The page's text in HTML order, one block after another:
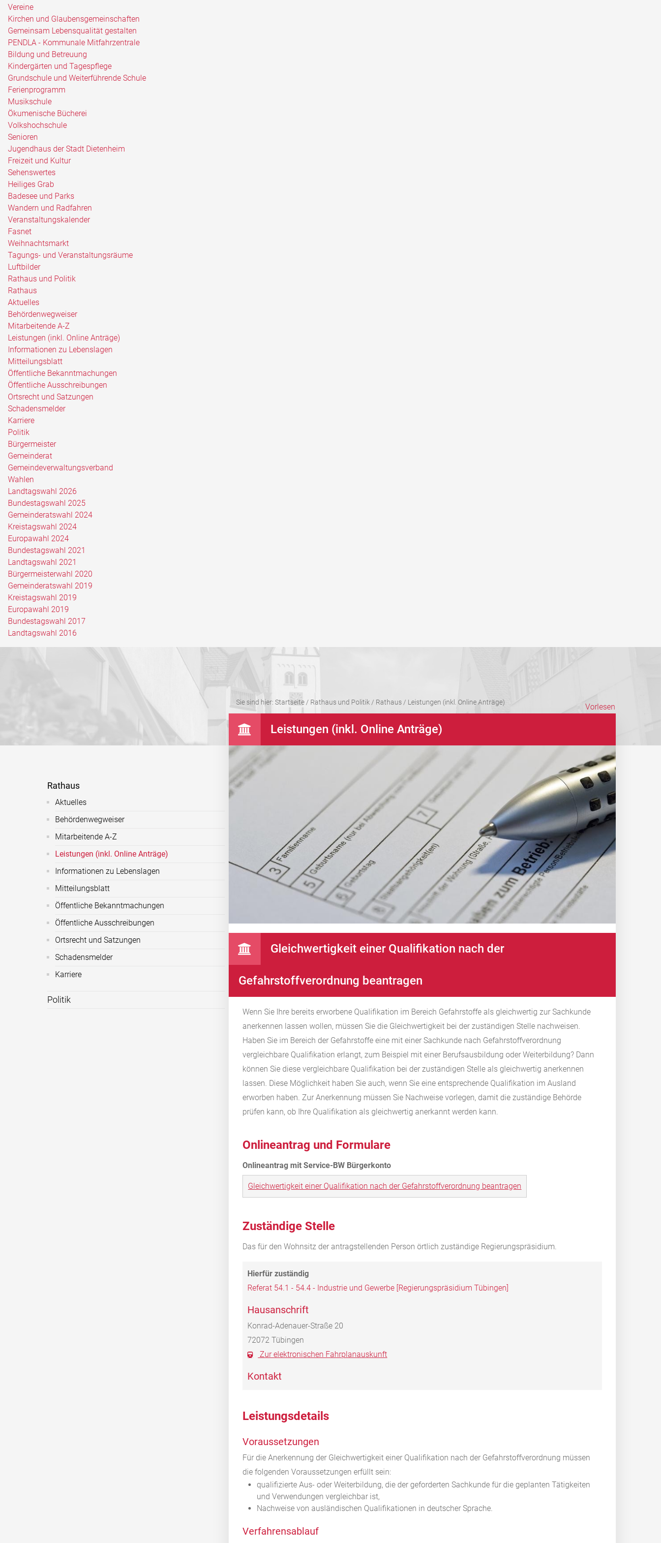
Vereine
Kirchen und Glaubensgemeinschaften
Gemeinsam Lebensqualität gestalten
PENDLA - Kommunale Mitfahrzentrale
Bildung und Betreuung
Kindergärten und Tagespflege
Grundschule und Weiterführende Schule
Ferienprogramm
Musikschule
Ökumenische Bücherei
Volkshochschule
Senioren
Jugendhaus der Stadt Dietenheim
Freizeit und Kultur
Sehenswertes
Heiliges Grab
Badesee und Parks
Wandern und Radfahren
Veranstaltungskalender
Fasnet
Weihnachtsmarkt
Tagungs- und Veranstaltungsräume
Luftbilder
Rathaus und Politik
Rathaus
Aktuelles
Behördenwegweiser
Mitarbeitende A-Z
Leistungen (inkl. Online Anträge)
Informationen zu Lebenslagen
Mitteilungsblatt
Öffentliche Bekanntmachungen
Öffentliche Ausschreibungen
Ortsrecht und Satzungen
Schadensmelder
Karriere
Politik
Bürgermeister
Gemeinderat
Gemeindeverwaltungsverband
Wahlen
Landtagswahl 2026
Bundestagswahl 2025
Gemeinderatswahl 2024
Kreistagswahl 2024
Europawahl 2024
Bundestagswahl 2021
Landtagswahl 2021
Bürgermeisterwahl 2020
Gemeinderatswahl 2019
Kreistagswahl 2019
Europawahl 2019
Bundestagswahl 2017
Landtagswahl 2016
Sie sind hier: Startseite/ Rathaus und Politik / Rathaus/ Leistungen (inkl. Online Anträge) Vorlesen
Rathaus
Aktuelles
Behördenwegweiser
Mitarbeitende A-Z
Leistungen (inkl. Online Anträge)
Informationen zu Lebenslagen
Mitteilungsblatt
Öffentliche Bekanntmachungen
Öffentliche Ausschreibungen
Ortsrecht und Satzungen
Schadensmelder
Karriere
Politik
Leistungen (inkl. Online Anträge)
Gleichwertigkeit einer Qualifikation nach der
Gefahrstoffverordnung beantragen
Wenn Sie Ihre bereits erworbene Qualifikation im Bereich Gefahrstoffe als gleichwertig zur Sachkunde
anerkennen lassen wollen, müssen Sie die Gleichwertigkeit bei der zuständigen Stelle nachweisen.
Haben Sie im Bereich der Gefahrstoffe eine mit einer Sachkunde nach Gefahrstoffverordnung
vergleichbare Qualifikation erlangt, zum Beispiel mit einer Berufsausbildung oder Weiterbildung? Dann
können Sie diese vergleichbare Qualifikation bei der zuständigen Stelle als gleichwertig anerkennen
lassen. Diese Möglichkeit haben Sie auch, wenn Sie eine entsprechende Qualifikation im Ausland
erworben haben. Zur Anerkennung müssen Sie Nachweise vorlegen, damit die zuständige Behörde
prüfen kann, ob Ihre Qualifikation als gleichwertig anerkannt werden kann.
Onlineantrag und Formulare
Gleichwertigkeit einer Qualifikation nach der Gefahrstoffverordnung beantragen
Zuständige Stelle
Das für den Wohnsitz der antragstellenden Person örtlich zuständige Regierungspräsidium.
Referat 54.1 - 54.4 - Industrie und Gewerbe [Regierungspräsidium Tübingen]
Hausanschrift
Konrad-Adenauer-Straße 20
72072 Tübingen
Zur elektronischen Fahrplanauskunft
Kontakt
Leistungsdetails
Voraussetzungen
Für die Anerkennung der Gleichwertigkeit einer Qualifikation nach der Gefahrstoffverordnung müssen
die folgenden Voraussetzungen erfüllt sein:
qualifizierte Aus- oder Weiterbildung, die der geforderten Sachkunde für die geplanten Tätigkeiten
und Verwendungen vergleichbar ist,
Nachweise von ausländischen Qualifikationen in deutscher Sprache.
Verfahrensablauf